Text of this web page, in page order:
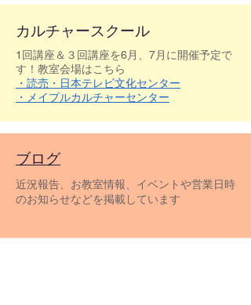
​カルチャースクール
1回講座＆３回講座を6月、7月に開催予定で
す！教室会場はこちら
・読売・日本テレビ文化センター
・メイプルカルチャーセンター
ブログ
近況報告、お教室情報、イベントや営業日時
のお知らせなどを掲載しています